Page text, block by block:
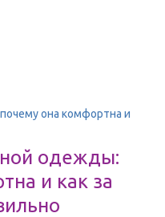
она комфортна и
одежды:
и как за